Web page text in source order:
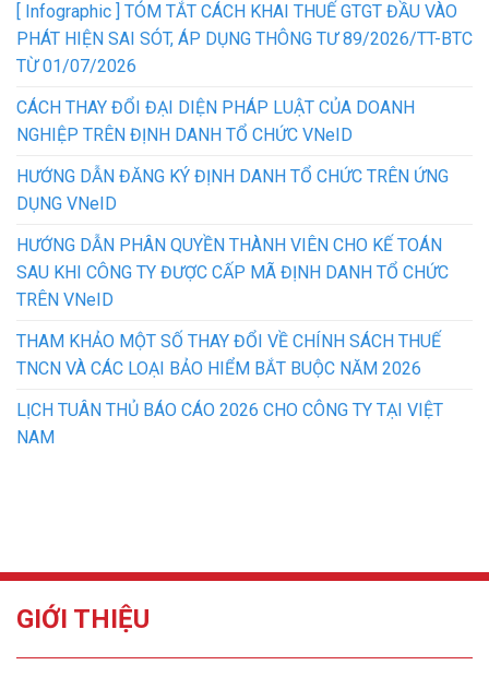
[ Infographic ] TÓM TẮT CÁCH KHAI THUẾ GTGT ĐẦU VÀO
PHÁT HIỆN SAI SÓT, ÁP DỤNG THÔNG TƯ 89/2026/TT-BTC
TỪ 01/07/2026
CÁCH THAY ĐỔI ĐẠI DIỆN PHÁP LUẬT CỦA DOANH
NGHIỆP TRÊN ĐỊNH DANH TỔ CHỨC VNeID
HƯỚNG DẪN ĐĂNG KÝ ĐỊNH DANH TỔ CHỨC TRÊN ỨNG
DỤNG VNeID
HƯỚNG DẪN PHÂN QUYỀN THÀNH VIÊN CHO KẾ TOÁN
SAU KHI CÔNG TY ĐƯỢC CẤP MÃ ĐỊNH DANH TỔ CHỨC
TRÊN VNeID
THAM KHẢO MỘT SỐ THAY ĐỔI VỀ CHÍNH SÁCH THUẾ
TNCN VÀ CÁC LOẠI BẢO HIỂM BẮT BUỘC NĂM 2026
LỊCH TUÂN THỦ BÁO CÁO 2026 CHO CÔNG TY TẠI VIỆT
NAM
GIỚI THIỆU